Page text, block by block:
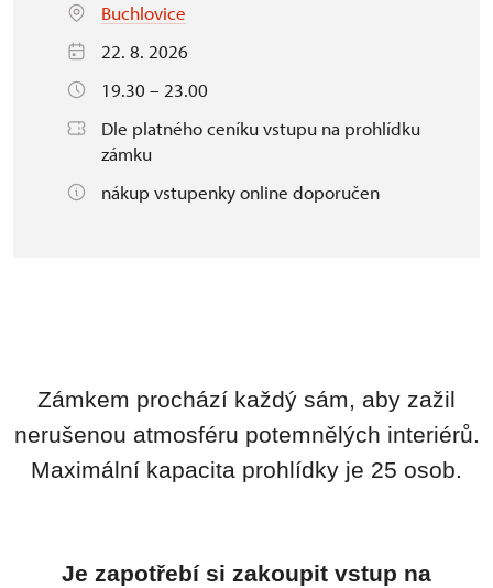
Buchlovice
22. 8. 2026
19.30 – 23.00
Dle platného ceníku vstupu na prohlídku
zámku
nákup vstupenky online doporučen
Zámkem prochází každý sám, aby zažil
nerušenou atmosféru potemnělých interiérů.
Maximální kapacita prohlídky je 25 osob.
Je zapotřebí si zakoupit vstup na